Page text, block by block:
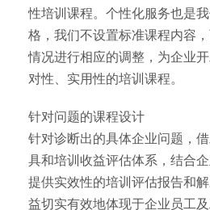
性培训课程。个性化服务也是
格，我们不设置标准课程内容
情况进行相应的调整，为企业
对性、实用性的培训课程。
针对问题的课程设计
针对诊断出的具体企业问题，
具和培训收益评估体系，结合
提供实效性的培训评估报告和
益切实有效地体现于企业员工